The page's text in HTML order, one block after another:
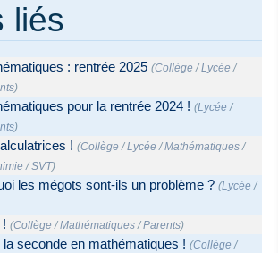
liés
: rentrée 2025 (Collège /Lycée /
)
pour la rentrée 2024 ! (Lycée /
)
! (Collège /Lycée /Mathématiques /
/SVT)
les mégots sont-ils un problème ? (Lycée /
(Collège /Mathématiques /Parents)
la seconde en mathématiques ! (Collège /